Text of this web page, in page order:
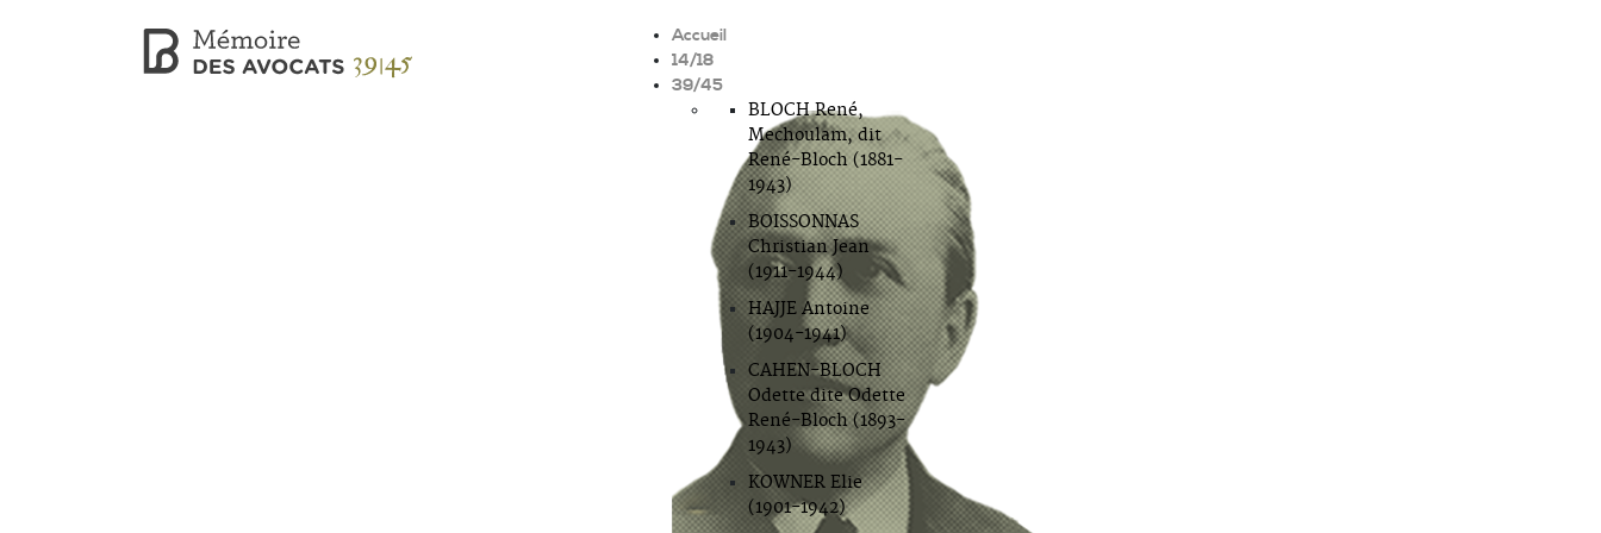
Accueil
14/18
39/45
BLOCH René,
Mechoulam, dit
René-Bloch (1881-
1943)
BOISSONNAS
Christian Jean
(1911-1944)
HAJJE Antoine
(1904-1941)
CAHEN-BLOCH
Odette dite Odette
René-Bloch (1893-
1943)
KOWNER Elie
(1901-1942)